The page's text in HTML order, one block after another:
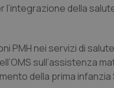
della
PMH nei servizi di
sull’assistenza
della prima infanzia